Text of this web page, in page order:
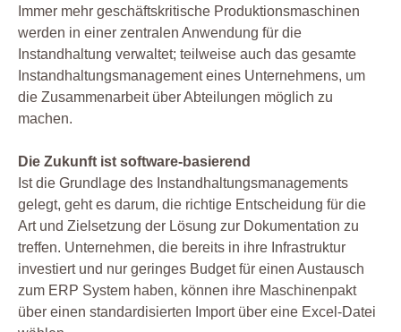
Immer mehr geschäftskritische Produktionsmaschinen
werden in einer zentralen Anwendung für die
Instandhaltung verwaltet; teilweise auch das gesamte
Instandhaltungsmanagement eines Unternehmens, um
die Zusammenarbeit über Abteilungen möglich zu
machen.
Die Zukunft ist software-basierend
Ist die Grundlage des Instandhaltungsmanagements
gelegt, geht es darum, die richtige Entscheidung für die
Art und Zielsetzung der Lösung zur Dokumentation zu
treffen. Unternehmen, die bereits in ihre Infrastruktur
investiert und nur geringes Budget für einen Austausch
zum ERP System haben, können ihre Maschinenpakt
über einen standardisierten Import über eine Excel-Datei